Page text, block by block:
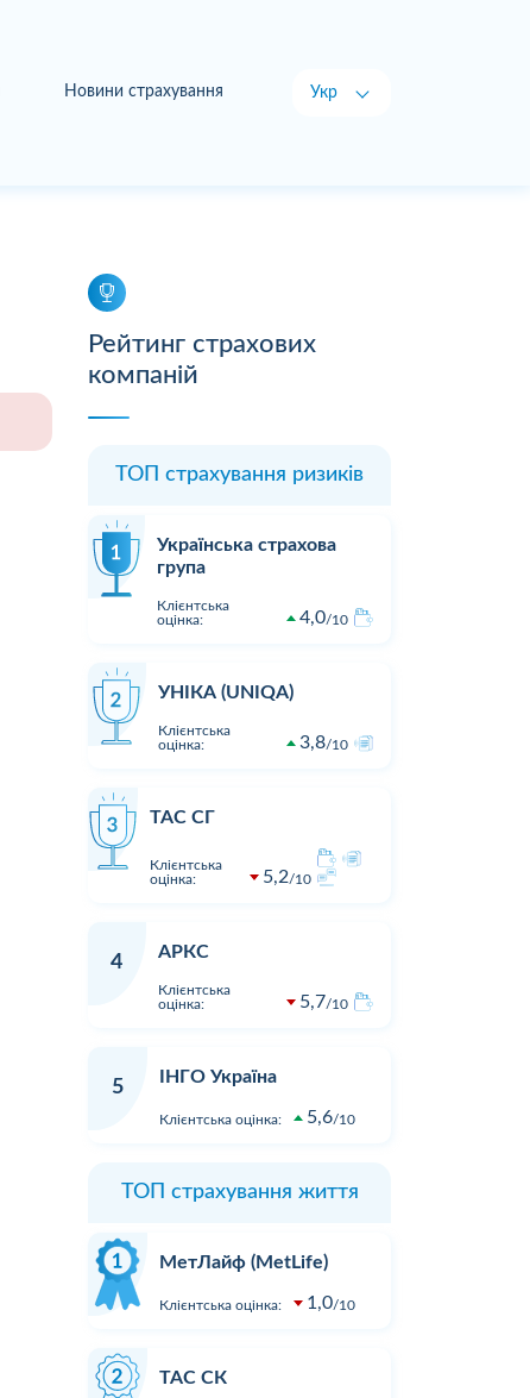
Новини страхування Укр
Рейтинг страхових
компаній
ТОП страхування ризиків
Українська страхова
група
Клієнтська
оцінка:
4,0 10
УНІКА (UNIQA)
Клієнтська
оцінка:
3,8 10
ТАС СГ
Клієнтська
оцінка:
5,2 10
4
АРКС
Клієнтська
оцінка:
5,7 10
5
ІНГО Україна
Клієнтська оцінка: 5,6 10
ТОП страхування життя
МетЛайф (MetLife)
Клієнтська оцінка: 1,0 10
ТАС СК